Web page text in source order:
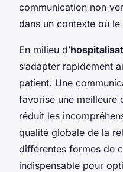
communication non
dans un contexte où
En milieu d’
s’adapter rapidement
patient. Une
favorise une meilleure
réduit les
qualité globale de la
différentes formes de
indispensable pour